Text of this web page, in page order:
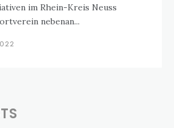
im Rhein-Kreis Neuss
nebenan...